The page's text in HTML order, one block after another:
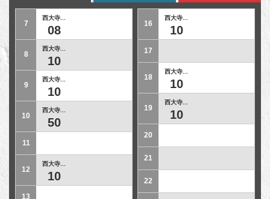
7
西大寺...
08
8
西大寺...
10
9
西大寺...
10
10
西大寺...
50
11
12
西大寺...
10
13
16
西大寺...
10
17
18
西大寺...
10
19
西大寺...
10
20
21
22